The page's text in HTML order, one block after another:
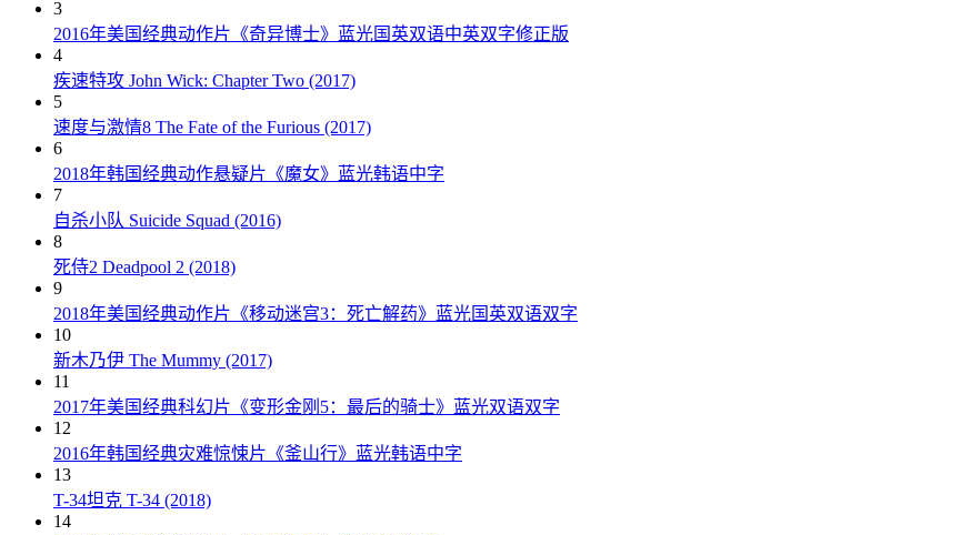
3
2016年美国经典动作片《奇异博士》蓝光国英双语中英双字修正版
4
疾速特攻 John Wick: Chapter Two (2017)
5
速度与激情8 The Fate of the Furious (2017)
6
2018年韩国经典动作悬疑片《魔女》蓝光韩语中字
7
自杀小队 Suicide Squad (2016)
8
死侍2 Deadpool 2 (2018)
9
2018年美国经典动作片《移动迷宫3：死亡解药》蓝光国英双语双字
10
新木乃伊 The Mummy (2017)
11
2017年美国经典科幻片《变形金刚5：最后的骑士》蓝光双语双字
12
2016年韩国经典灾难惊悚片《釜山行》蓝光韩语中字
13
T-34坦克 T-34 (2018)
14